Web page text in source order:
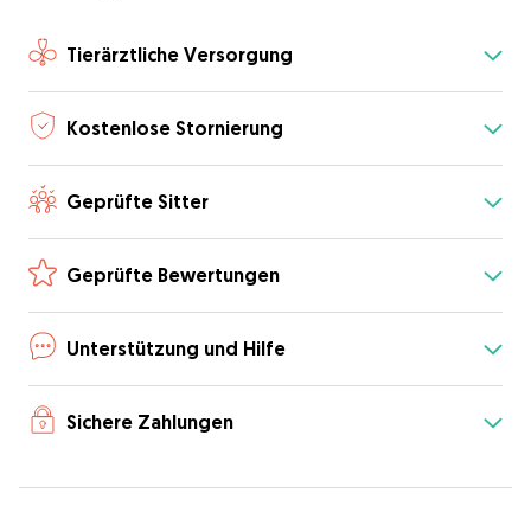
Tierärztliche Versorgung
Kostenlose Stornierung
Geprüfte Sitter
Geprüfte Bewertungen
Unterstützung und Hilfe
Sichere Zahlungen